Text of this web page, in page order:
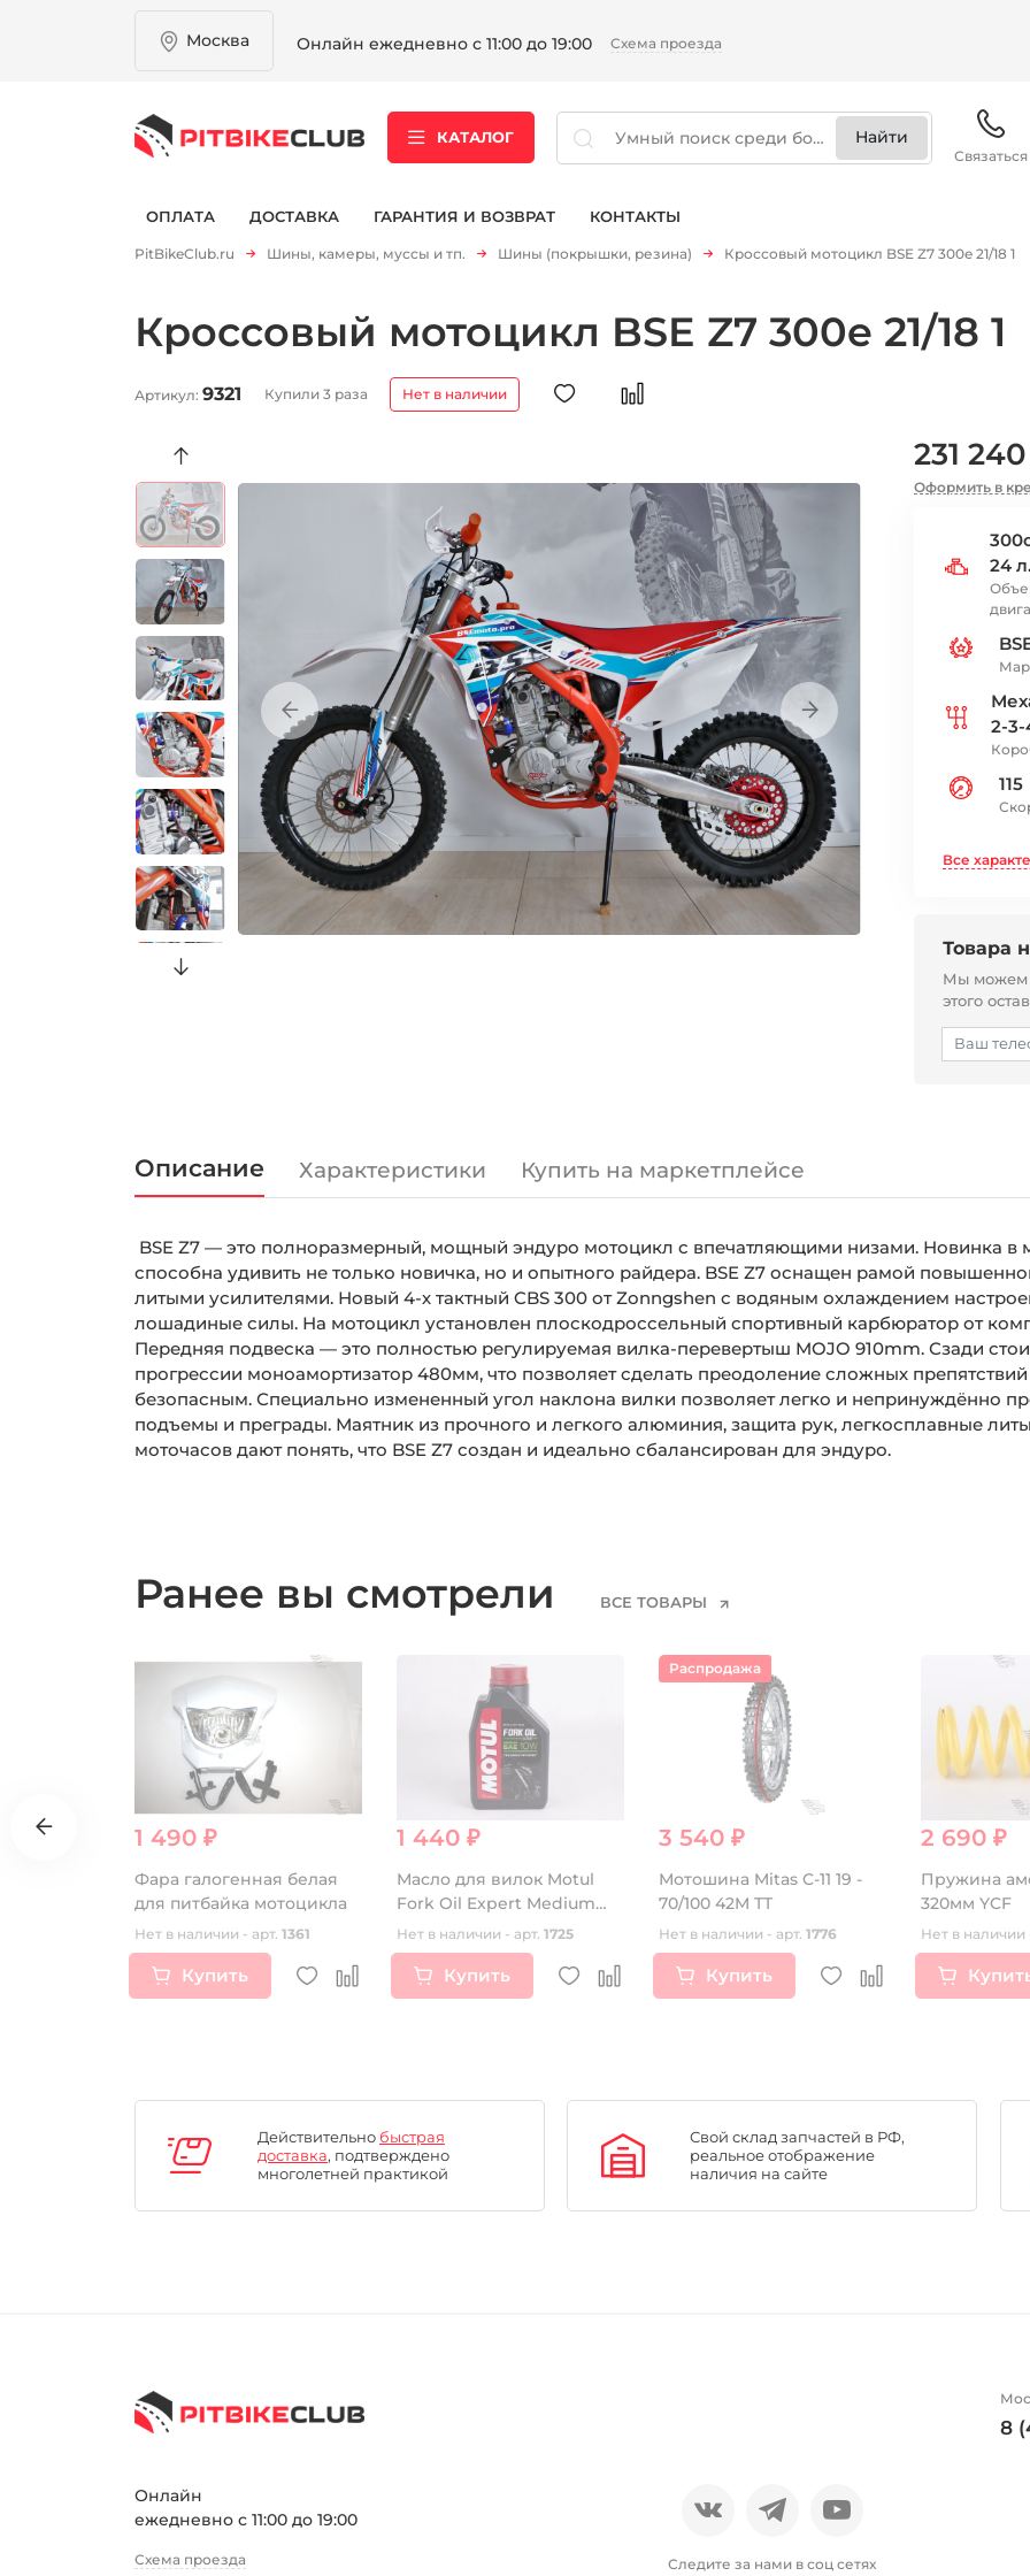
Москва Онлайн ежедневно с 11:00 до 19:00 Схема проезда
КАТАЛОГ
Связаться
ОПЛАТА ДОСТАВКА ГАРАНТИЯ И ВОЗВРАТ КОНТАКТЫ
PitBikeClub.ru Шины, камеры, муссы и тп. Шины (покрышки, резина) Кроссовый мотоцикл BSE Z7 300e 21/18 1
Кроссовый мотоцикл BSE Z7 300e 21/18 1
Артикул: 9321 Купили 3 раза Нет в наличии
231
Оформить в
24
2-3-
115
Все
Товара
Мы можем
этого
Описание Характеристики Купить на маркетплейсе
BSE Z7 — это полноразмерный, мощный эндуро мотоцикл с впечатляющими низами. Новинка в
способна удивить не только новичка, но и опытного райдера. BSE Z7 оснащен рамой
литыми усилителями. Новый 4-х тактный CBS 300 отZonngshen с водяным охлаждением
лошадиные силы. На мотоцикл установлен плоскодроссельный спортивный карбюратор от
Передняя подвеска — это полностью регулируемая вилка-перевертыш MOJO 910mm. Сзади
прогрессии моноамортизатор 480мм, что позволяет сделать преодоление сложных
безопасным. Специально измененный угол наклона вилки позволяет легко и непринуждённо
подъемы и преграды. Маятник из прочного и легкого алюминия, защита рук, легкосплавные
моточасов дают понять, что BSE Z7 создан и идеально сбалансирован для эндуро.
Ранее вы смотрели ВСЕ ТОВАРЫ
1 490 ₽
Фара галогенная белая
для питбайка мотоцикла
Нет в наличии - арт. 1361
Купить
1 440 ₽
Масло для вилок Motul
Fork Oil Expert Medium
10W 1л
Нет в наличии - арт. 1725
Купить
Распродажа
3 540 ₽
Мотошина Mitas C-11 19 -
70/100 42M TT
Нет в наличии - арт. 1776
Купить
2 690 ₽
Пружина
320мм YCF
Нет в наличии
Действительно быстрая
доставка, подтверждено
многолетней практикой
Свой склад запчастей в РФ,
реальное отображение
наличия на сайте
8
Онлайн
ежедневно с 11:00 до 19:00
Схема проезда Следите за нами в соц сетях